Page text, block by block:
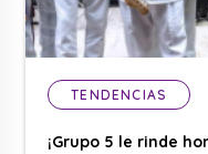
TENDENCIAS
¡Grupo 5 le rinde